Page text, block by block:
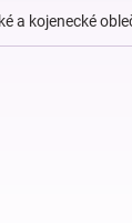
a kojenecké